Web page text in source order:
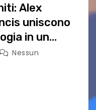
Alex
uniscono
in un
Nessun